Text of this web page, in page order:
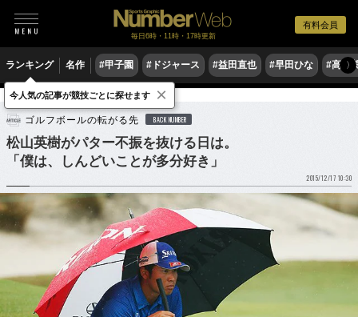
有料会員
毎日6時・11時・17時更新
ランキング 名作 #甲子園 #ドジャース #益田直也 #早田ひな #高木
〉
ゴルフ 男子ゴルフ
ゴルフボールの転がる先 BACK NUMBER
松山英樹がパター不振を抜ける日は。
「僕は、しんどいことが多分好き」
2015/12/17 10:30
今人気の記事が競技ごとに探せます ×